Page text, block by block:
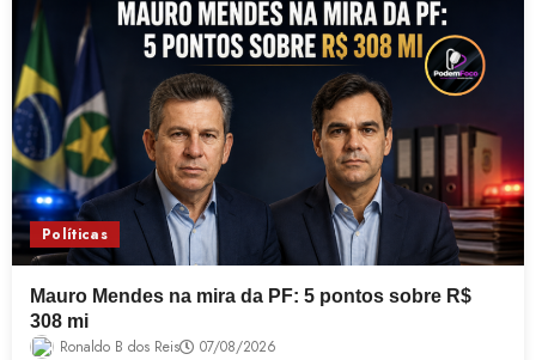
Políticas
Mauro Mendes na mira da PF: 5 pontos sobre R$
308 mi
Ronaldo B dos Reis 07/08/2026